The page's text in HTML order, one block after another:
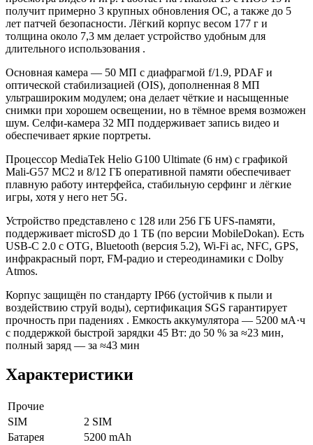
получит примерно 3 крупных обновления ОС, а также до 5
лет патчей безопасности. Лёгкий корпус весом 177 г и
толщина около 7,3 мм делает устройство удобным для
длительного использования .
Основная камера — 50 МП с диафрагмой f/1.9, PDAF и
оптической стабилизацией (OIS), дополненная 8 МП
ультрашироким модулем; она делает чёткие и насыщенные
снимки при хорошем освещении, но в тёмное время возможен
шум. Селфи‑камера 32 МП поддерживает запись видео и
обеспечивает яркие портреты.
Процессор MediaTek Helio G100 Ultimate (6 нм) с графикой
Mali‑G57 MC2 и 8/12 ГБ оперативной памяти обеспечивает
плавную работу интерфейса, стабильную серфинг и лёгкие
игры, хотя у него нет 5G.
Устройство представлено с 128 или 256 ГБ UFS-памяти,
поддерживает microSD до 1 ТБ (по версии MobileDokan). Есть
USB‑C 2.0 с OTG, Bluetooth (версия 5.2), Wi‑Fi ac, NFC, GPS,
инфракрасный порт, FM‑радио и стереодинамики с Dolby
Atmos.
Корпус защищён по стандарту IP66 (устойчив к пыли и
воздействию струй воды), сертификация SGS гарантирует
прочность при падениях . Емкость аккумулятора — 5200 мА·ч
с поддержкой быстрой зарядки 45 Вт: до 50 % за ≈23 мин,
полный заряд — за ≈43 мин
Характеристики
Прочие
SIM
2 SIM
Батарея
5200 mAh